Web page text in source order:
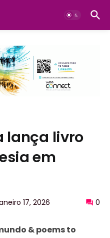
lança livro
em
17, 2026 0
& poems to